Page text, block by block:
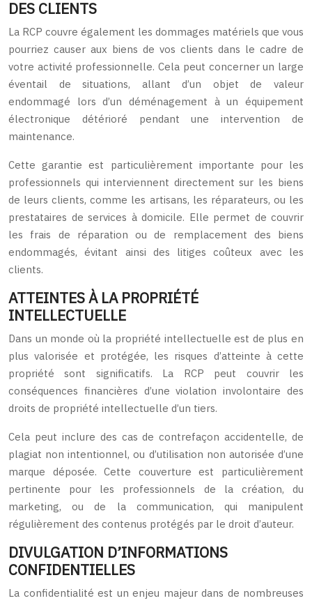
DES CLIENTS
La RCP couvre également les dommages matériels que vous
pourriez causer aux biens de vos clients dans le cadre de
votre activité professionnelle. Cela peut concerner un large
éventail de situations, allant d’un objet de valeur
endommagé lors d’un déménagement à un équipement
électronique détérioré pendant une intervention de
maintenance.
Cette garantie est particulièrement importante pour les
professionnels qui interviennent directement sur les biens
de leurs clients, comme les artisans, les réparateurs, ou les
prestataires de services à domicile. Elle permet de couvrir
les frais de réparation ou de remplacement des biens
endommagés, évitant ainsi des litiges coûteux avec les
clients.
ATTEINTES À LA PROPRIÉTÉ
INTELLECTUELLE
Dans un monde où la propriété intellectuelle est de plus en
plus valorisée et protégée, les risques d’atteinte à cette
propriété sont significatifs. La RCP peut couvrir les
conséquences financières d’une violation involontaire des
droits de propriété intellectuelle d’un tiers.
Cela peut inclure des cas de contrefaçon accidentelle, de
plagiat non intentionnel, ou d’utilisation non autorisée d’une
marque déposée. Cette couverture est particulièrement
pertinente pour les professionnels de la création, du
marketing, ou de la communication, qui manipulent
régulièrement des contenus protégés par le droit d’auteur.
DIVULGATION D’INFORMATIONS
CONFIDENTIELLES
La confidentialité est un enjeu majeur dans de nombreuses